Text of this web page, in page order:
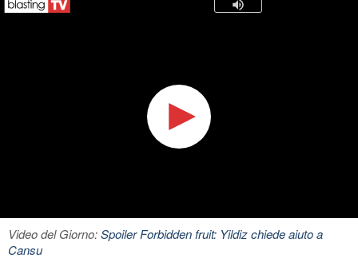
Video del Giorno:Spoiler Forbidden fruit: Yildiz chiede aiuto a
Cansu